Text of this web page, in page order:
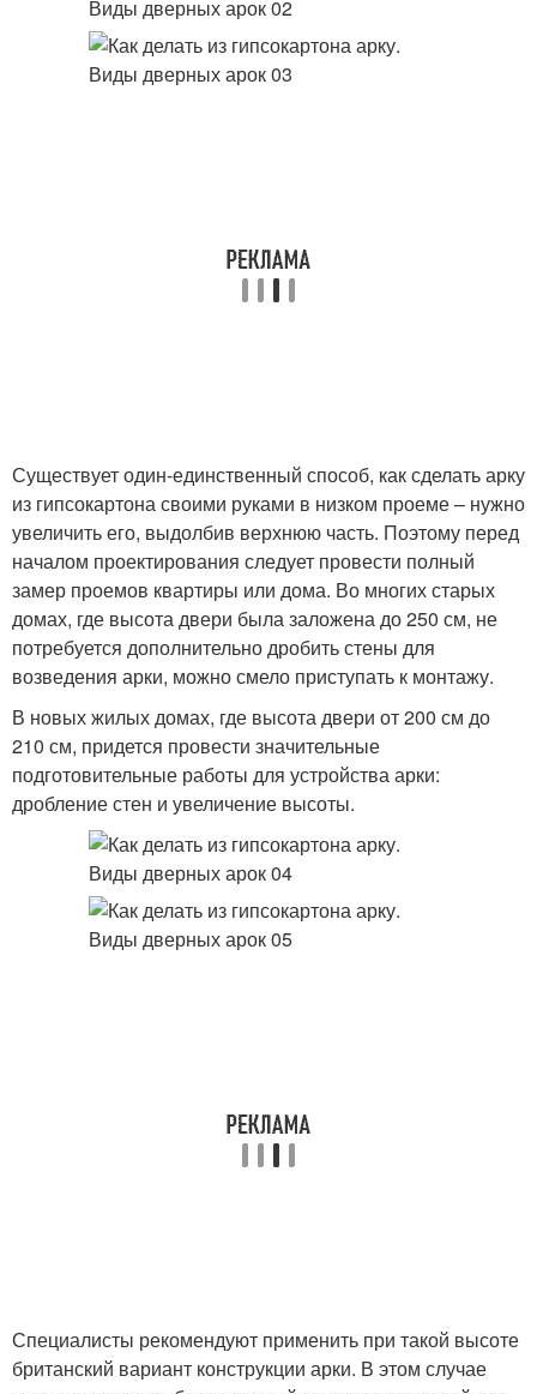
Существует один-единственный способ, как сделать арку
из гипсокартона своими руками в низком проеме – нужно
увеличить его, выдолбив верхнюю часть. Поэтому перед
началом проектирования следует провести полный
замер проемов квартиры или дома. Во многих старых
домах, где высота двери была заложена до 250 см, не
потребуется дополнительно дробить стены для
возведения арки, можно смело приступать к монтажу.
В новых жилых домах, где высота двери от 200 см до
210 см, придется провести значительные
подготовительные работы для устройства арки:
дробление стен и увеличение высоты.
Специалисты рекомендуют применить при такой высоте
британский вариант конструкции арки. В этом случае